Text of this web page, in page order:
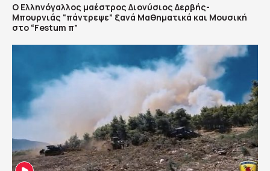
Ο Ελληνόγαλλος μαέστρος Διονύσιος Δερβής-
Μπουρνιάς “πάντρεψε” ξανά Μαθηματικά και Μουσική
στο “Festum π”